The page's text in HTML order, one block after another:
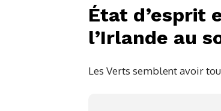
État d’esprit
l’Irlande au
Les Verts semblent avoir